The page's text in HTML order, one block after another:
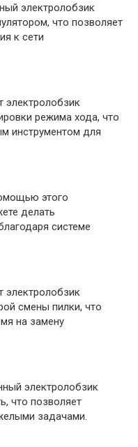
электролобзик
что позволяет
к сети
электролобзик
режима хода, что
инструментом для
этого
делать
системе
электролобзик
смены пилки, что
на замену
электролобзик
что позволяет
задачами.